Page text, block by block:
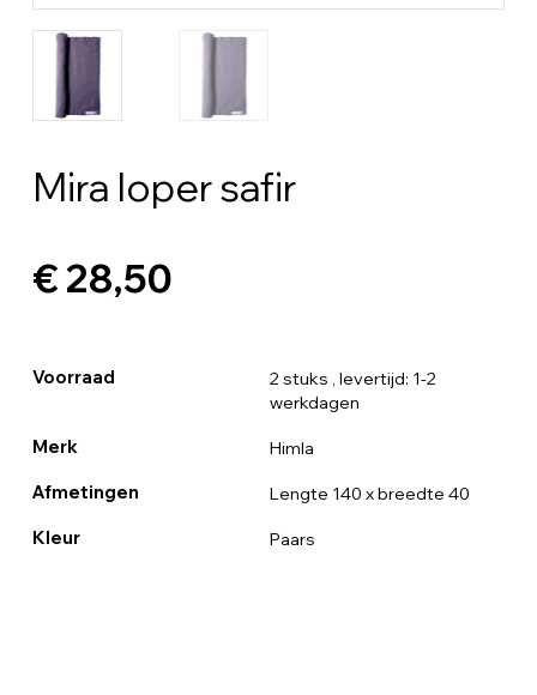
Mira loper safir
€ 28,50
Voorraad 2 stuks , levertijd: 1-2
werkdagen
Merk Himla
Afmetingen Lengte 140 x breedte 40
Kleur Paars